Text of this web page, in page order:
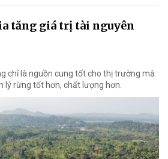
tăng giá trị tài nguyên
chỉ là nguồn cung tốt cho thị trường mà
lý rừng tốt hơn, chất lượng hơn.